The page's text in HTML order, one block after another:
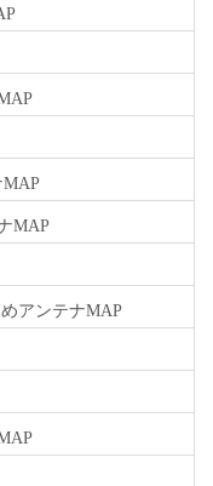
MAP
アンテナMAP